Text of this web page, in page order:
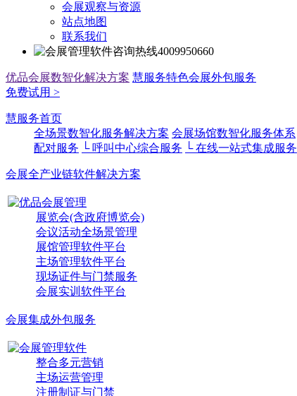
会展观察与资源
站点地图
联系我们
4009950660
优品会展数智化解决方案 慧服务特色会展外包服务
免费试用 >
慧服务首页
全场景数智化服务解决方案 会展场馆数智化服务体系
配对服务 └ 呼叫中心综合服务 └ 在线一站式集成服务
会展全产业链软件解决方案
展览会(含政府博览会)
会议活动全场景管理
展馆管理软件平台
主场管理软件平台
现场证件与门禁服务
会展实训软件平台
会展集成外包服务
整合多元营销
主场运营管理
注册制证与门禁